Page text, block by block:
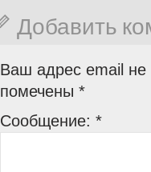
Добавить
Ваш адрес email не
помечены *
Сообщение: *